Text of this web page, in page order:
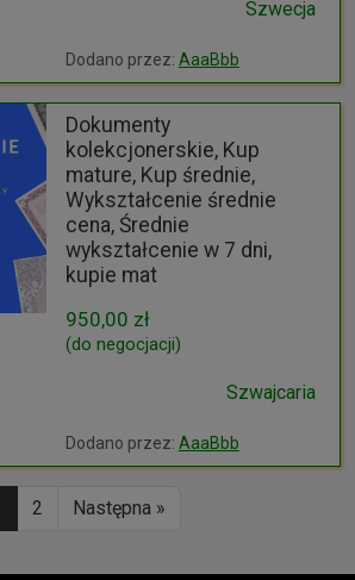
Szwecja
Dodano przez: AaaBbb
Dokumenty
kolekcjonerskie, Kup
mature, Kup średnie,
Wykształcenie średnie
cena, Średnie
wykształcenie w 7 dni,
kupie mat
950,00 zł
(do negocjacji)
Szwajcaria
Dodano przez: AaaBbb
2 Następna »